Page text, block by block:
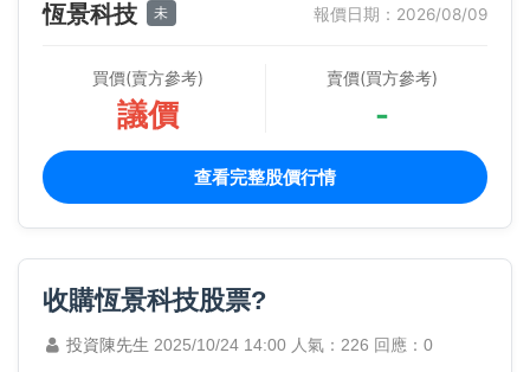
恆景科技 未 報價日期：2026/08/09
買價(賣方參考)
議價
賣價(買方參考)
-
查看完整股價行情
收購恆景科技股票?
投資陳先生 2025/10/24 14:00 人氣：226 回應：0